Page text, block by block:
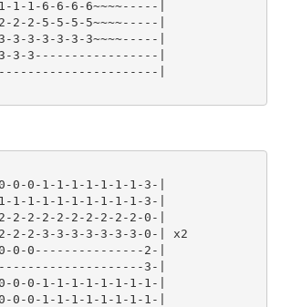
1-1-6-6-6-6~~~~-----|
2-2-5-5-5-5~~~~-----|
3-3-3-3-3-3~~~~-----|
3-3-3-----------------|
|
0-0-1-1-1-1-1-1-1-3-|
1-1-1-1-1-1-1-1-1-3-|
2-2-2-2-2-2-2-2-2-0-|
2-2-3-3-3-3-3-3-3-0-| x2
0-0-0---------------2-|
3-|
0-0-1-1-1-1-1-1-1-1-|
0-0-1-1-1-1-1-1-1-1-|